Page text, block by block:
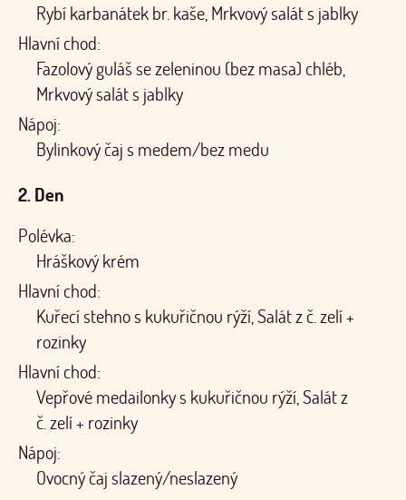
Rybí karbanátek br. kaše, Mrkvový salát s jablky
Hlavní chod:
Fazolový guláš se zeleninou (bez masa) chléb,
Mrkvový salát s jablky
Nápoj:
Bylinkový čaj s medem/bez medu
2. Den
Polévka:
Hráškový krém
Hlavní chod:
Kuřecí stehno s kukuřičnou rýží, Salát z č. zelí +
rozinky
Hlavní chod:
Vepřové medailonky s kukuřičnou rýží, Salát z
č. zelí + rozinky
Nápoj:
Ovocný čaj slazený/neslazený